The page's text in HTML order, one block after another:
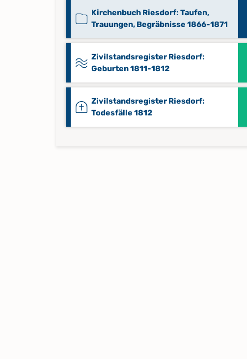
Kirchenbuch Riesdorf: Taufen,
Trauungen, Begräbnisse 1866-1871
Zivilstandsregister Riesdorf:
Geburten 1811-1812
Zivilstandsregister Riesdorf:
Todesfälle 1812